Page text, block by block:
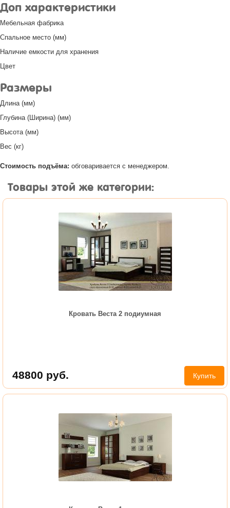
Доп характеристики
Мебельная фабрика
Спальное место (мм)
Наличие емкости для хранения
Цвет
Размеры
Длина (мм)
Глубина (Ширина) (мм)
Высота (мм)
Вес (кг)
Стоимость подъёма: обговаривается с менеджером.
Товары этой же категории:
Кровать Веста 2 подиумная
48800 руб. Купить